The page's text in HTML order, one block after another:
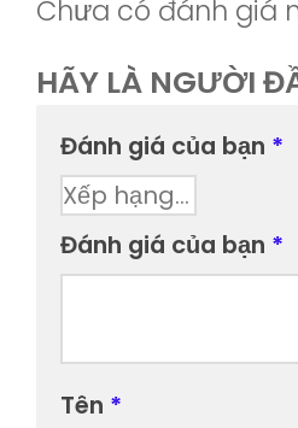
Chưa có đánh giá
HÃY LÀ NGƯỜI
Đánh giá của bạn *
Đánh giá của bạn *
Tên *